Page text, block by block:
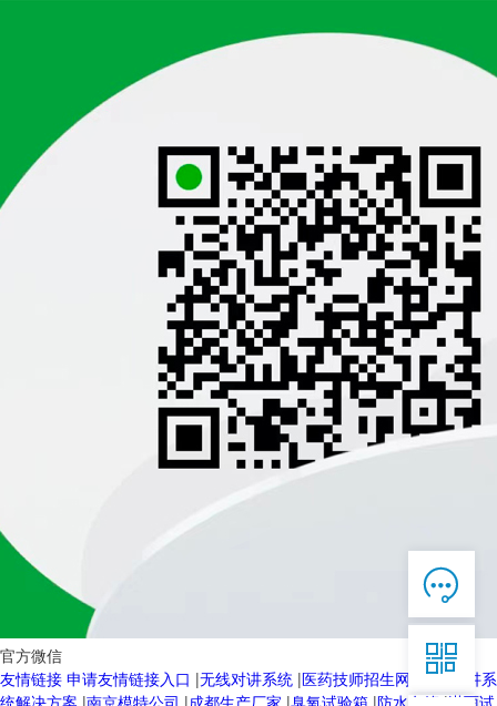
官方微信
友情链接 申请友情链接入口 |无线对讲系统 |医药技师招生网
无线对讲系
统解决方案 |南京模特公司 |成都生产厂家 |臭氧试验箱 |防水套管|淋雨试


服务热线
